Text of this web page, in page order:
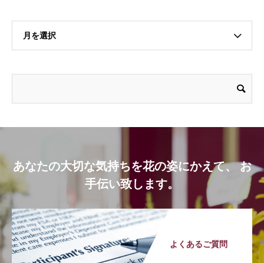
月を選択
あなたの大切な気持ちを花の姿にかえて、 お
手伝い致します。
よくあるご質問